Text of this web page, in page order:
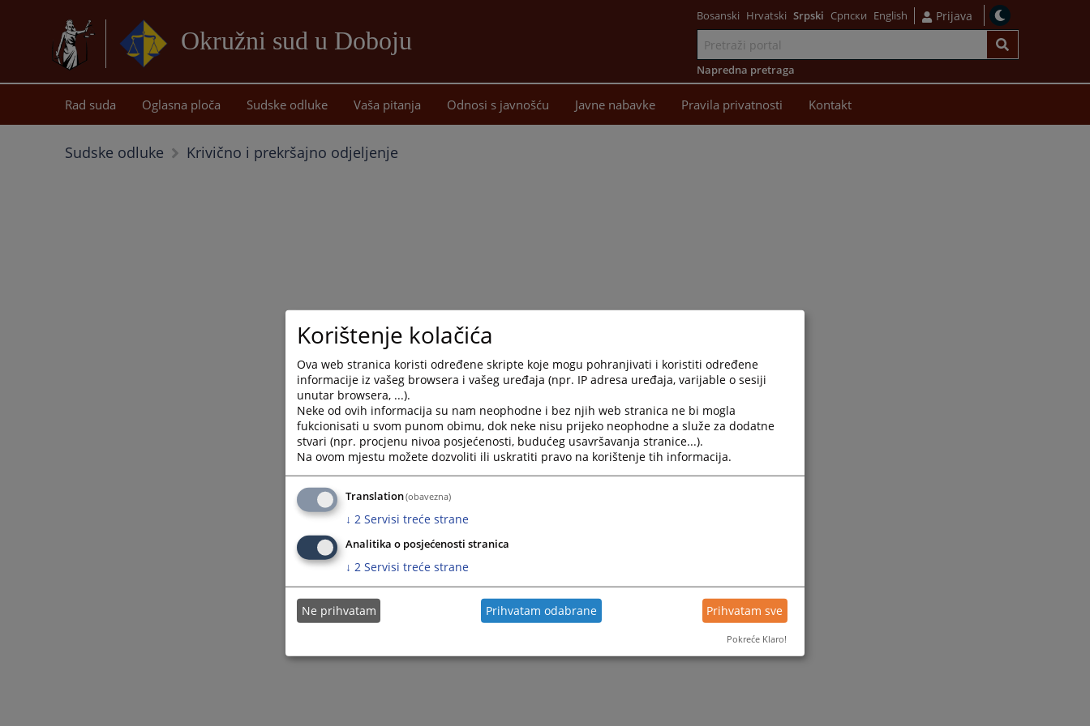
Okružni sud u Doboju
sadržaj
Bosanski Hrvatski Srpski Српски English Prijava
Napredna pretraga
Rad suda Oglasna ploča Sudske odluke Vaša pitanja Odnosi s javnošću Javne nabavke Pravila privatnosti Kontakt
Sudske odluke Krivično i prekršajno odjeljenje
Trenutno nema vijesti
Korištenje kolačića
Ova web stranica koristi određene skripte koje mogu pohranjivati i koristiti određene
informacije iz vašeg browsera i vašeg uređaja (npr. IP adresa uređaja, varijable o sesiji
unutar browsera, ...).
Neke od ovih informacija su nam neophodne i bez njih web stranica ne bi mogla
fukcionisati u svom punom obimu, dok neke nisu prijeko neophodne a služe za dodatne
stvari (npr. procjenu nivoa posjećenosti, budućeg usavršavanja stranice...).
Na ovom mjestu možete dozvoliti ili uskratiti pravo na korištenje tih informacija.
Translation(obavezna)
↓ 2 Servisi treće strane
Analitika o posjećenosti stranica
↓ 2 Servisi treće strane
Ne prihvatam Prihvatam odabrane Prihvatam sve
Pokreće Klaro!